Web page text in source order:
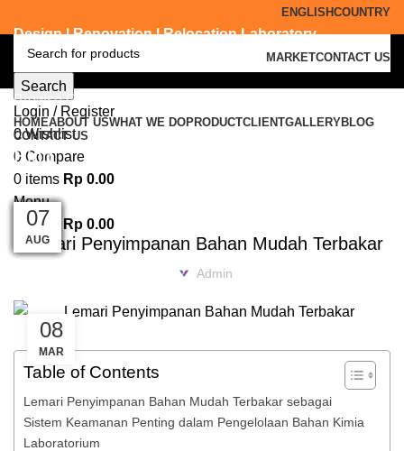
ENGLISHCOUNTRY
Design | Renovation | Relocation Laboratory
MARKETCONTACT US
Search
Login / Register
0Wishlist
0 Compare
0 items Rp 0.00
Menu
items Rp 0.00
Browse Categories
HOMEABOUT USWHAT WE DOPRODUCTCLIENTGALLERYBLOG
CONTACT US
Blog
Lemari Penyimpanan Bahan Mudah Terbakar
Admin
08
MAR
Table of Contents
Lemari Penyimpanan Bahan Mudah Terbakar sebagai
Sistem Keamanan Penting dalam Pengelolaan Bahan Kimia
Laboratorium
08
APR
07
MAR
06
MAR
05
MAR
04
MAR
03
MAR
02
MAR
14
FEB
13
FEB
10
FEB
09
FEB
07
AUG